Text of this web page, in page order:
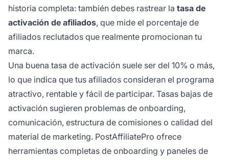
historia completa: también debes rastrear la tasa de
activación de afiliados, que mide el porcentaje de
afiliados reclutados que realmente promocionan tu
marca.
Una buena tasa de activación suele ser del 10% o más,
lo que indica que tus afiliados consideran el programa
atractivo, rentable y fácil de participar. Tasas bajas de
activación sugieren problemas de onboarding,
comunicación, estructura de comisiones o calidad del
material de marketing. PostAffiliatePro ofrece
herramientas completas de onboarding y paneles de